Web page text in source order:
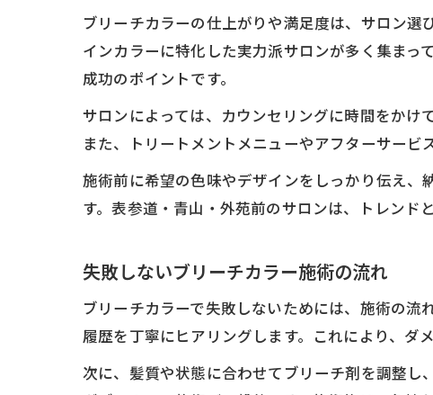
ブリーチカラーの仕上がりや満足度は、サロン
インカラーに特化した実力派サロンが多く集ま
成功のポイントです。
サロンによっては、カウンセリングに時間をかけ
また、トリートメントメニューやアフターサービ
施術前に希望の色味やデザインをしっかり伝え
す。表参道・青山・外苑前のサロンは、トレンド
失敗しないブリーチカラー施術の流れ
ブリーチカラーで失敗しないためには、施術の
履歴を丁寧にヒアリングします。これにより、ダ
次に、髪質や状態に合わせてブリーチ剤を調整